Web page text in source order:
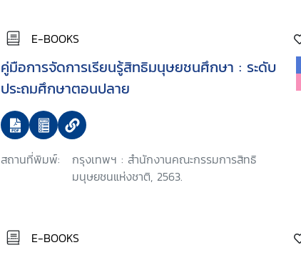
E-BOOKS
คู่มือการจัดการเรียนรู้สิทธิมนุษยชนศึกษา : ระดับ
ประถมศึกษาตอนปลาย
สถานที่พิมพ์:
กรุงเทพฯ : สำนักงานคณะกรรมการสิทธิ
มนุษยชนแห่งชาติ, 2563.
E-BOOKS